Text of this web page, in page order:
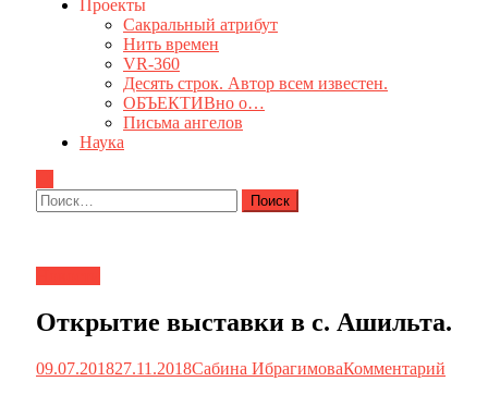
Проекты
Сакральный атрибут
Нить времен
VR-360
Десять строк. Автор всем известен.
ОБЪЕКТИВно о…
Письма ангелов
Наука
Найти:
Открытие выставки в с. Ашильта.
09.07.201827.11.2018Сабина ИбрагимоваКомментарий